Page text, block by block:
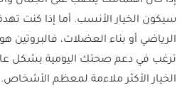
سيكون الخيار الأنسب. أما إذا كنت
الرياضي أو بناء العضلات،
ترغب في دعم صحتك اليومية بشكل
الخيار الأكثر ملاءمة لمعظم الأشخاص.